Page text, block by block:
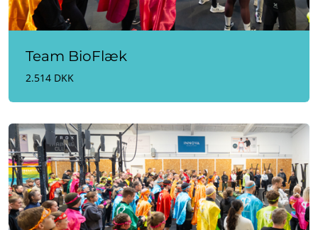
Team BioFlæk
2.514 DKK